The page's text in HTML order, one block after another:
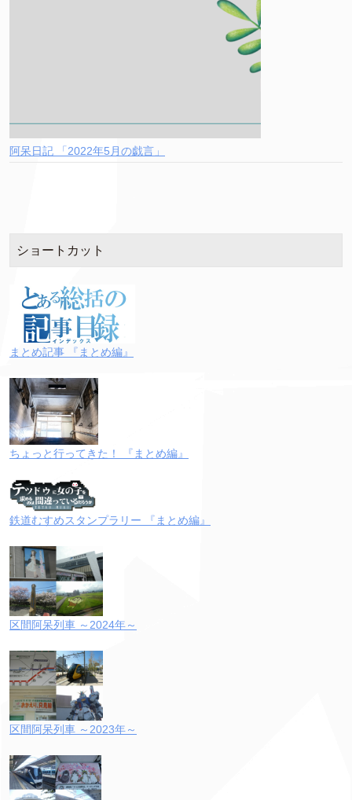
阿呆日記 「2022年5月の戯言」
ショートカット
まとめ記事 『まとめ編』
ちょっと行ってきた！ 『まとめ編』
鉄道むすめスタンプラリー 『まとめ編』
区間阿呆列車 ～2024年～
区間阿呆列車 ～2023年～